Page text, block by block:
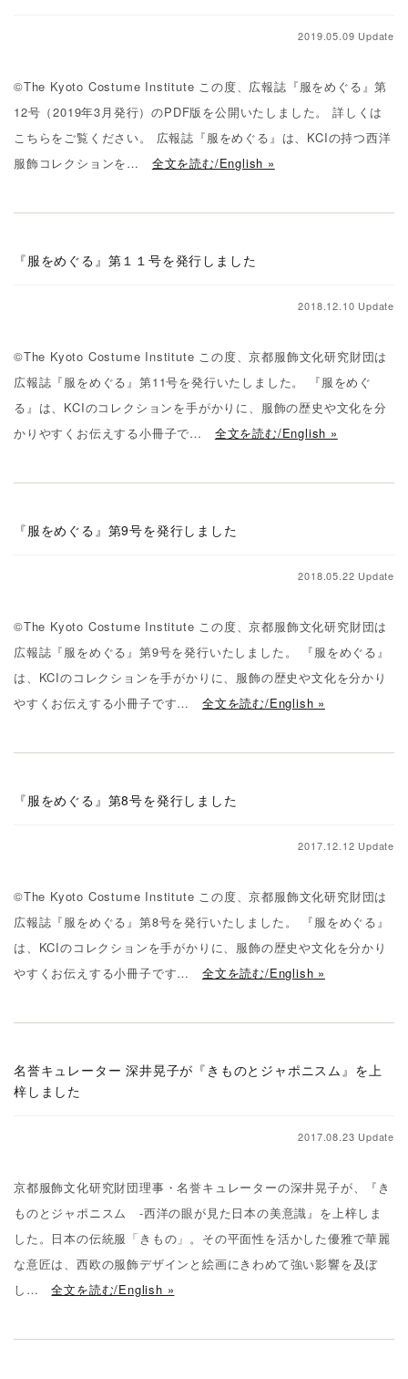
2019.05.09 Update
©The Kyoto Costume Institute この度、広報誌『服をめぐる』第
12号（2019年3月発行）のPDF版を公開いたしました。 詳しくは
こちらをご覧ください。 広報誌『服をめぐる』は、KCIの持つ西洋
服飾コレクションを… 全文を読む/English »
『服をめぐる』第１１号を発行しました
2018.12.10 Update
©The Kyoto Costume Institute この度、京都服飾文化研究財団は
広報誌『服をめぐる』第11号を発行いたしました。 『服をめぐ
る』は、KCIのコレクションを手がかりに、服飾の歴史や文化を分
かりやすくお伝えする小冊子で… 全文を読む/English »
『服をめぐる』第9号を発行しました
2018.05.22 Update
©The Kyoto Costume Institute この度、京都服飾文化研究財団は
広報誌『服をめぐる』第9号を発行いたしました。 『服をめぐる』
は、KCIのコレクションを手がかりに、服飾の歴史や文化を分かり
やすくお伝えする小冊子です…全文を読む/English »
『服をめぐる』第8号を発行しました
2017.12.12 Update
©The Kyoto Costume Institute この度、京都服飾文化研究財団は
広報誌『服をめぐる』第8号を発行いたしました。 『服をめぐる』
は、KCIのコレクションを手がかりに、服飾の歴史や文化を分かり
やすくお伝えする小冊子です…全文を読む/English »
名誉キュレーター 深井晃子が『きものとジャポニスム』を上
梓しました
2017.08.23 Update
京都服飾文化研究財団理事・名誉キュレーターの深井晃子が、『き
ものとジャポニスム -西洋の眼が見た日本の美意識』を上梓しま
した。日本の伝統服「きもの」。その平面性を活かした優雅で華麗
な意匠は、西欧の服飾デザインと絵画にきわめて強い影響を及ぼ
し…全文を読む/English »